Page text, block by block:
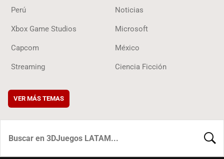
Perú Noticias
Xbox Game Studios Microsoft
Capcom México
Streaming Ciencia Ficción
VER MÁS TEMAS